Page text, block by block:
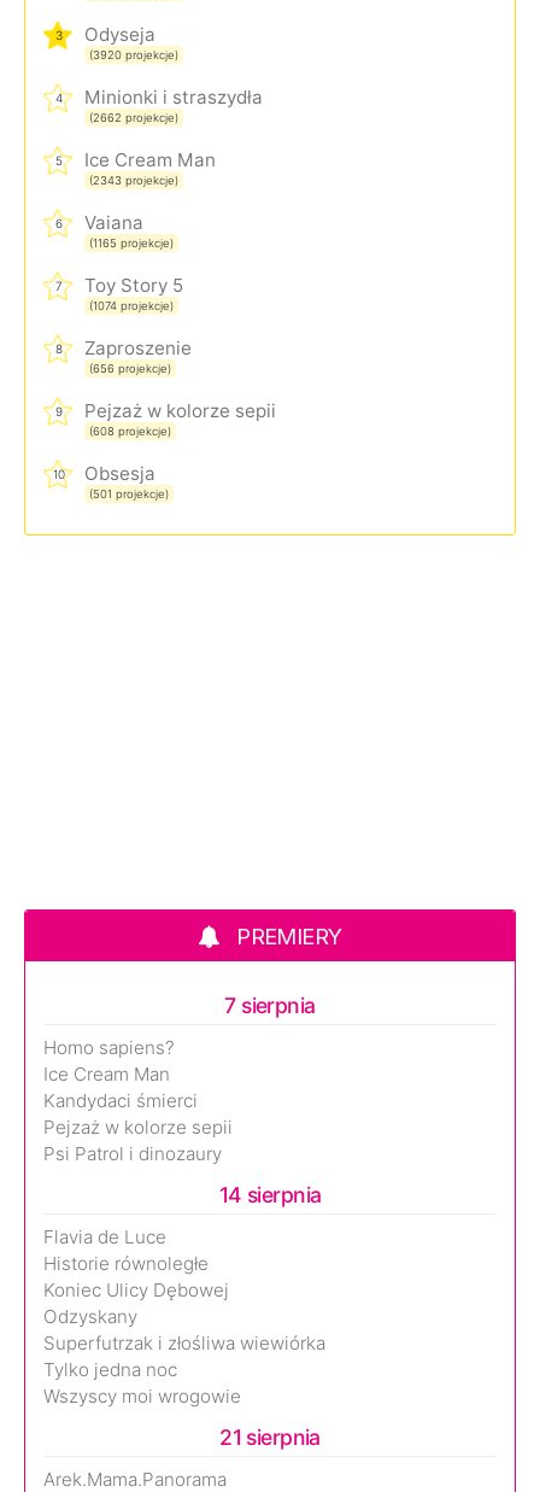
3 Odyseja
(3920 projekcje)
4 Minionki i straszydła
(2662 projekcje)
5 Ice Cream Man
(2343 projekcje)
6 Vaiana
(1165 projekcje)
7 Toy Story 5
(1074 projekcje)
8 Zaproszenie
(656 projekcje)
9 Pejzaż w kolorze sepii
(608 projekcje)
10 Obsesja
(501 projekcje)
PREMIERY
7 sierpnia
Homo sapiens?
Ice Cream Man
Kandydaci śmierci
Pejzaż w kolorze sepii
Psi Patrol i dinozaury
14 sierpnia
Flavia de Luce
Historie równoległe
Koniec Ulicy Dębowej
Odzyskany
Superfutrzak i złośliwa wiewiórka
Tylko jedna noc
Wszyscy moi wrogowie
21 sierpnia
Arek.Mama.Panorama